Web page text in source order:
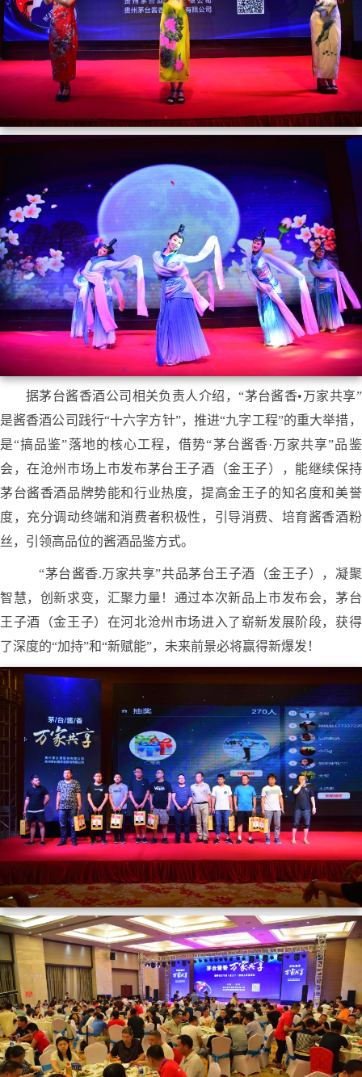
据茅台酱香酒公司相关负责人介绍，“茅台酱香•万家共享”
是酱香酒公司践行“十六字方针”，推进“九字工程”的重大举措，
是“搞品鉴”落地的核心工程，借势“茅台酱香·万家共享”品鉴
会，在沧州 市场上市发布茅台王子酒（金王子），能继续保持
茅台酱香酒品牌势能和行业热度，提高金王子的知名度和美誉
度，充分调动终端和消费者积极性，引导消费、培育酱香酒粉
丝，引领高品位的酱酒品鉴方式。
“茅台酱香.万家共享”共品茅台王子酒（金王子） ，凝聚
智慧，创新求变，汇聚力量 ！ 通过本次新品上市发布会，茅台
王子酒（金王子）在河北沧州市场进入了崭新发展阶段，获得
了深度的“加持”和“新赋能”，未来前景必将赢得新爆发！